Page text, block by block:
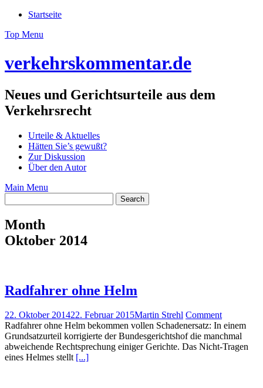
Skip
content
Startseite
Top Menu
verkehrskommentar.de
Neues und Gerichtsurteile aus dem
Verkehrsrecht
Urteile & Aktuelles
Hätten Sie’s gewußt?
Zur Diskussion
Über den Autor
Main Menu
Month
Oktober 2014
Radfahrer ohne Helm
22. Oktober 201422. Februar 2015Martin Strehl Comment
Radfahrer ohne Helm bekommen vollen Schadenersatz: In einem
Grundsatzurteil korrigierte der Bundesgerichtshof die manchmal
abweichende Rechtsprechung einiger Gerichte. Das Nicht-Tragen
eines Helmes stellt [...]